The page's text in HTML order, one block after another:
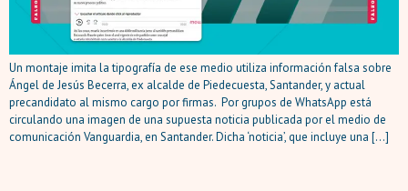
Un montaje imita la tipografía de ese medio utiliza información falsa sobre
Ángel de Jesús Becerra, ex alcalde de Piedecuesta, Santander, y actual
precandidato al mismo cargo por firmas. Por grupos de WhatsApp está
circulando una imagen de una supuesta noticia publicada por el medio de
comunicación Vanguardia, en Santander. Dicha ‘noticia’, que incluye una […]